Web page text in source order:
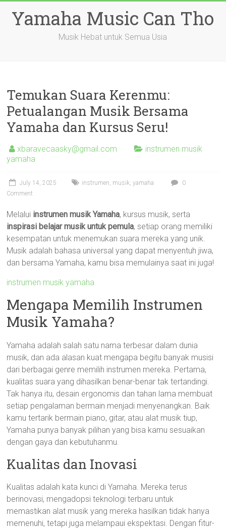
contentYamaha Music Can Tho
Musik Hebat untuk Semua Usia
Temukan Suara Kerenmu:
Petualangan Musik Bersama
Yamaha dan Kursus Seru!
xbaravecaasky@gmail.com
instrumen musik
yamaha
July 14, 2025 instrumen, musik,yamaha
0
Comment
Melalui instrumen musik Yamaha, kursus musik, serta
inspirasi belajar musik untuk pemula, setiap orang memiliki
kesempatan untuk menemukan suara mereka yang unik.
Musik adalah bahasa universal yang dapat menyentuh jiwa,
dan bersama Yamaha, kamu bisa memulainya saat ini juga!
instrumen musik yamaha
Mengapa Memilih Instrumen
Musik Yamaha?
Yamaha adalah salah satu nama terbesar dalam dunia
musik, dan ada alasan kuat mengapa begitu banyak musisi
dari berbagai genre memilih instrumen mereka. Pertama,
kualitas suara yang dihasilkan benar-benar tak tertandingi.
Tak hanya itu, desain ergonomis dan tahan lama membuat
setiap pengalaman bermain menjadi menyenangkan. Baik
kamu tertarik bermain piano, gitar, atau alat musik tiup,
Yamaha punya banyak pilihan yang bisa kamu sesuaikan
dengan gaya dan kebutuhanmu.
Kualitas dan Inovasi
Kualitas adalah kata kunci di Yamaha. Mereka terus
berinovasi, mengadopsi teknologi terbaru untuk
memastikan alat musik yang mereka hasilkan tidak hanya
memenuhi, tetapi juga melampaui ekspektasi. Dengan fitur-